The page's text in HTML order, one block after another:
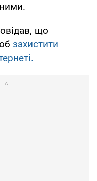
що
захистити